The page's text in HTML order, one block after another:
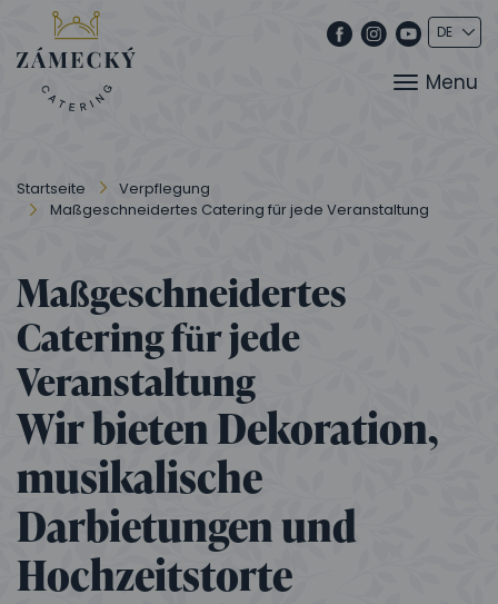
Menu
Startseite
Verpflegung
Maßgeschneidertes Catering für jede Veranstaltung
Maßgeschneidertes
Catering für jede
Veranstaltung
Wir bieten Dekoration,
musikalische
Darbietungen und
Hochzeitstorte